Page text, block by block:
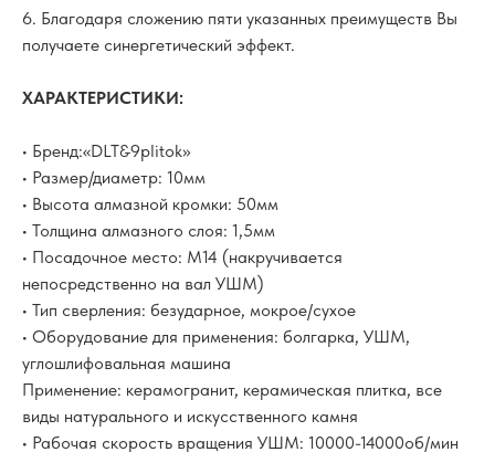
6. Благодаря сложению пяти указанных преимуществ Вы
получаете синергетический эффект.
ХАРАКТЕРИСТИКИ:
• Бренд:«DLT&9plitok»
• Размер/диаметр: 10мм
• Высота алмазной кромки: 50мм
• Толщина алмазного слоя: 1,5мм
• Посадочное место: M14 (накручивается
непосредственно на вал УШМ)
• Тип сверления: безударное, мокрое/сухое
• Оборудование для применения: болгарка, УШМ,
углошлифовальная машина
Применение: керамогранит, керамическая плитка, все
виды натурального и искусственного камня
• Рабочая скорость вращения УШМ: 10000-14000об/мин